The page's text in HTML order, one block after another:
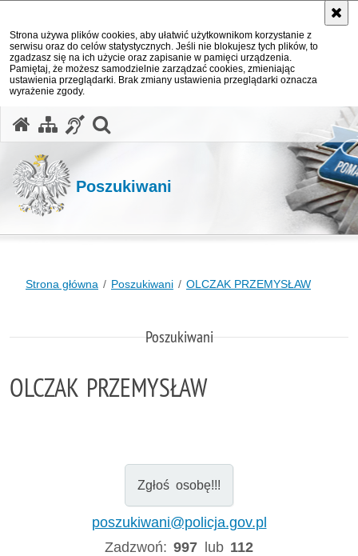
Strona używa plików cookies, aby ułatwić użytkownikom korzystanie z
serwisu oraz do celów statystycznych. Jeśli nie blokujesz tych plików, to
zgadzasz się na ich użycie oraz zapisanie w pamięci urządzenia.
Pamiętaj, że możesz samodzielnie zarządzać cookies, zmieniając
ustawienia przeglądarki. Brak zmiany ustawienia przeglądarki oznacza
wyrażenie zgody.
Poszukiwani
Strona główna Poszukiwani OLCZAK PRZEMYSŁAW
Poszukiwani
OLCZAK PRZEMYSŁAW
Zgłoś osobę!!!
poszukiwani@policja.gov.pl
Zadzwoń:997 lub 112